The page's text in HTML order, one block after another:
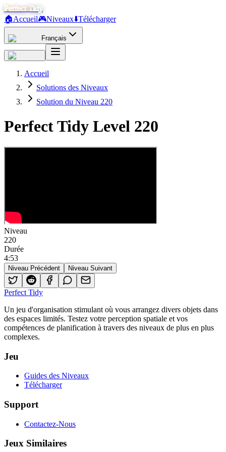
Perfect Tidy
🏠Accueil🎮Niveaux⬇️Télécharger
Français
Accueil
Solutions des Niveaux
Solution du Niveau 220
Perfect Tidy Level 220
Niveau
220
Durée
4:53
Niveau Précédent Niveau Suivant
Perfect Tidy
Un jeu d'organisation stimulant où vous arrangez divers objets dans
des espaces limités. Testez votre perception spatiale et vos
compétences de planification à travers des niveaux de plus en plus
complexes.
Jeu
Guides des Niveaux
Télécharger
Support
Contactez-Nous
Jeux Similaires